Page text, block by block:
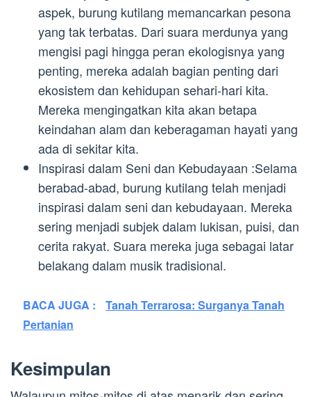
aspek, burung kutilang memancarkan pesona
yang tak terbatas. Dari suara merdunya yang
mengisi pagi hingga peran ekologisnya yang
penting, mereka adalah bagian penting dari
ekosistem dan kehidupan sehari-hari kita.
Mereka mengingatkan kita akan betapa
keindahan alam dan keberagaman hayati yang
ada di sekitar kita.
Inspirasi dalam Seni dan Kebudayaan :Selama
berabad-abad, burung kutilang telah menjadi
inspirasi dalam seni dan kebudayaan. Mereka
sering menjadi subjek dalam lukisan, puisi, dan
cerita rakyat. Suara mereka juga sebagai latar
belakang dalam musik tradisional.
BACA JUGA :
Tanah Terrarosa: Surganya Tanah
Pertanian
Kesimpulan